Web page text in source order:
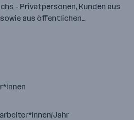
- Privatpersonen, Kunden aus
aus öffentlichen…
Jahr